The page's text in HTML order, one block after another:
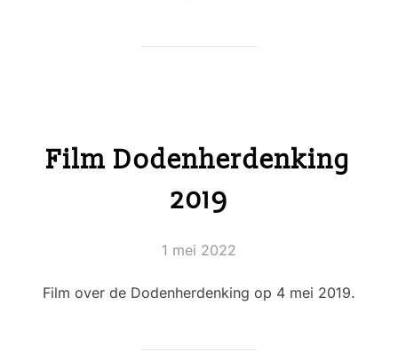
Film Dodenherdenking
2019
Geplaatst
1 mei 2022
Film over de Dodenherdenking op 4 mei 2019.